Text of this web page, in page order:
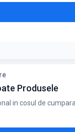
300 RON
Produsele
in cosul de